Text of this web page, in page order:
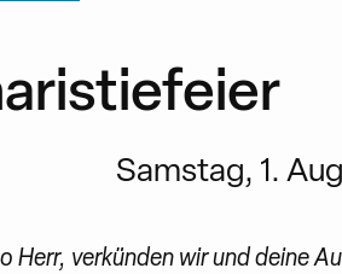
Samstag, 1.
Herr, verkünden wir und deine